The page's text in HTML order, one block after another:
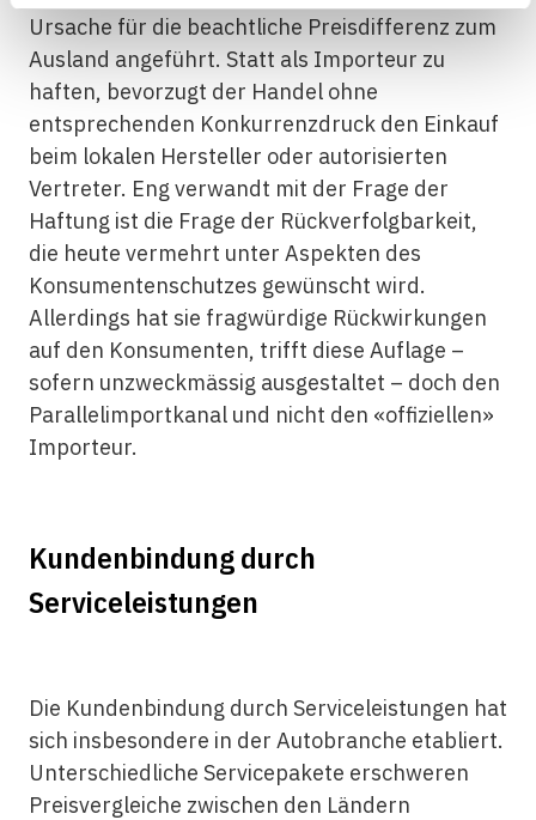
Ursache für die beachtliche Preisdifferenz zum
Ausland angeführt. Statt als Importeur zu
haften, bevorzugt der Handel ohne
entsprechenden Konkurrenzdruck den Einkauf
beim lokalen Hersteller oder autorisierten
Vertreter. Eng verwandt mit der Frage der
Haftung ist die Frage der Rückverfolgbarkeit,
die heute vermehrt unter Aspekten des
Konsumentenschutzes gewünscht wird.
Allerdings hat sie fragwürdige Rückwirkungen
auf den Konsumenten, trifft diese Auflage –
sofern unzweckmässig ausgestaltet – doch den
Parallelimportkanal und nicht den «offiziellen»
Importeur.
Kundenbindung durch
Serviceleistungen
Die Kundenbindung durch Serviceleistungen hat
sich insbesondere in der Autobranche etabliert.
Unterschiedliche Servicepakete erschweren
Preisvergleiche zwischen den Ländern